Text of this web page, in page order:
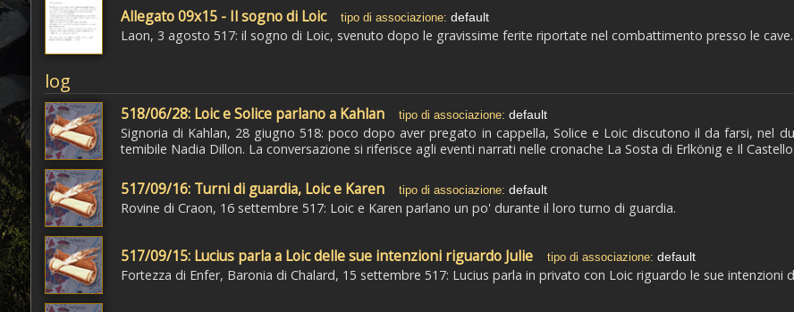
Allegato 09x15 - Il sogno di Loic tipo di associazione: default
Laon, 3 agosto 517: il sogno di Loic, svenuto dopo le gravissime ferite riportate nel combattimento presso le cave.
log
518/06/28: Loic e Solice parlano a Kahlan tipo di associazione: default
Signoria di Kahlan, 28 giugno 518: poco dopo aver pregato in cappella, Solice e Loic discutono il da farsi, nel
temibile Nadia Dillon. La conversazione si riferisce agli eventi narrati nelle cronache La Sosta di Erlkönig e Il
517/09/16: Turni di guardia, Loic e Karen tipo di associazione: default
Rovine di Craon, 16 settembre 517: Loic e Karen parlano un po' durante il loro turno di guardia.
517/09/15: Lucius parla a Loic delle sue intenzioni riguardo Julie tipo di associazione: default
Fortezza di Enfer, Baronia di Chalard, 15 settembre 517: Lucius parla in privato con Loic riguardo le sue intenzioni